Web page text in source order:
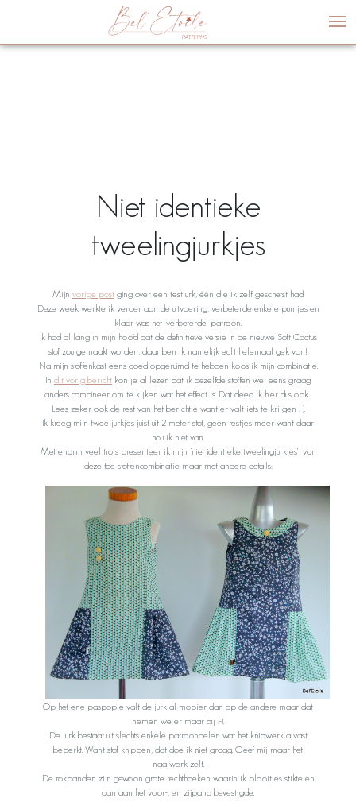
Niet identieke
tweelingjurkjes
Mijn vorige postging over een testjurk, één die ik zelf geschetst had.
Deze week werkte ik verder aan de uitvoering, verbeterde enkele puntjes en
klaar was het ‘verbeterde’ patroon.
Ik had al lang in mijn hoofd dat de definitieve versie in de nieuwe Soft Cactus
stof zou gemaakt worden, daar ben ik namelijk echt helemaal gek van!
Na mijn stoffenkast eens goed opgeruimd te hebben koos ik mijn combinatie.
In dit vorig bericht kon je al lezen dat ik dezelfde stoffen wel eens graag
anders combineer om te kijken wat het effect is. Dat deed ik hier dus ook.
Lees zeker ook de rest van het berichtje want er valt iets te krijgen :-).
Ik kreeg mijn twee jurkjes juist uit 2 meter stof, geen restjes meer want daar
hou ik niet van.
Met enorm veel trots presenteer ik mijn ‘niet identieke tweelingjurkjes’, van
dezelfde stoffencombinatie maar met andere details:
Op het ene paspopje valt de jurk al mooier dan op de andere maar dat
nemen we er maar bij :-).
De jurk bestaat uit slechts enkele patroondelen wat het knipwerk alvast
beperkt. Want stof knippen, dat doe ik niet graag. Geef mij maar het
naaiwerk zelf.
De rokpanden zijn gewoon grote rechthoeken waarin ik plooitjes stikte en
dan aan het voor-, en zijpand bevestigde.